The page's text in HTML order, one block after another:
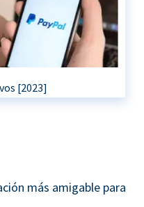
[2023]
más amigable para